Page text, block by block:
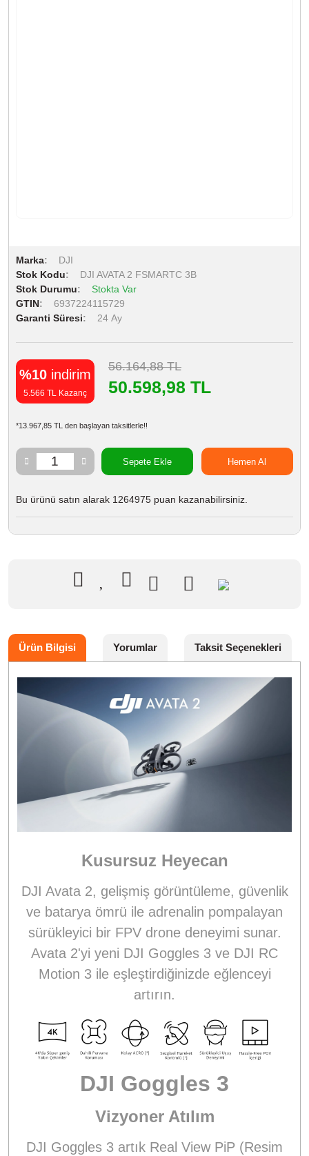
Marka
DJI
Stok Kodu
DJI AVATA 2 FSMARTC 3B
Stok Durumu
Stokta Var
GTIN
6937224115729
Garanti Süresi
24 Ay
%10 indirim
5.566 TL Kazanç
56.164,88 TL
50.598,98 TL
*13.967,85 TL den başlayan taksitlerle!!
Sepete Ekle Hemen Al
Bu ürünü satın alarak 1264975 puan kazanabilirsiniz.
Ürün Bilgisi Yorumlar Taksit Seçenekleri
Kusursuz Heyecan
DJI Avata 2, gelişmiş görüntüleme, güvenlik
ve batarya ömrü ile adrenalin pompalayan
sürükleyici bir FPV drone deneyimi sunar.
Avata 2'yi yeni DJI Goggles 3 ve DJI RC
Motion 3 ile eşleştirdiğinizde eğlenceyi
artırın.
DJI Goggles 3
Vizyoner Atılım
DJI Goggles 3 artık Real View PiP (Resim